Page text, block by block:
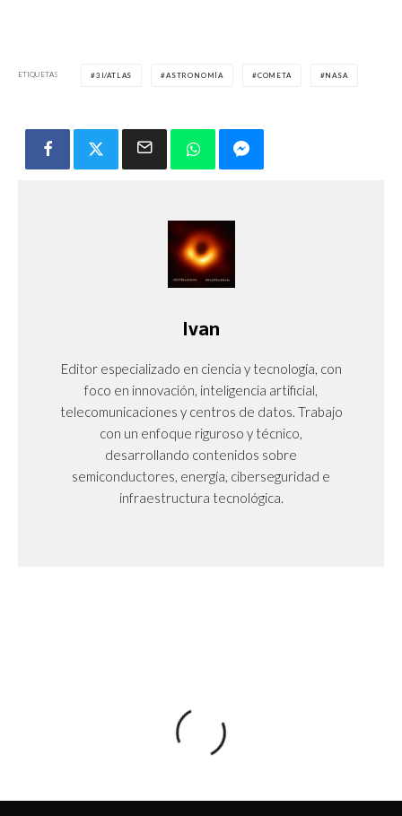
ETIQUETAS 3I/ATLAS ASTRONOMÍA COMETA NASA
Ivan
Editor especializado en ciencia y tecnología, con
foco en innovación, inteligencia artificial,
telecomunicaciones y centros de datos. Trabajo
con un enfoque riguroso y técnico,
desarrollando contenidos sobre
semiconductores, energía, ciberseguridad e
infraestructura tecnológica.